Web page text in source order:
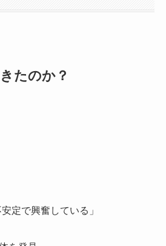
たのか？
定で興奮している」